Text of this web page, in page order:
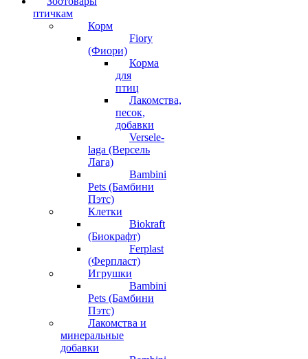
птичкам
Корм
Fiory
(Фиори)
Корма
для
птиц
Лакомства,
песок,
добавки
Versele-
laga (Версель
Лага)
Bambini
Pets (Бамбини
Пэтс)
Клетки
Biokraft
(Биокрафт)
Ferplast
(Ферпласт)
Игрушки
Bambini
Pets (Бамбини
Пэтс)
Лакомства и
минеральные
добавки